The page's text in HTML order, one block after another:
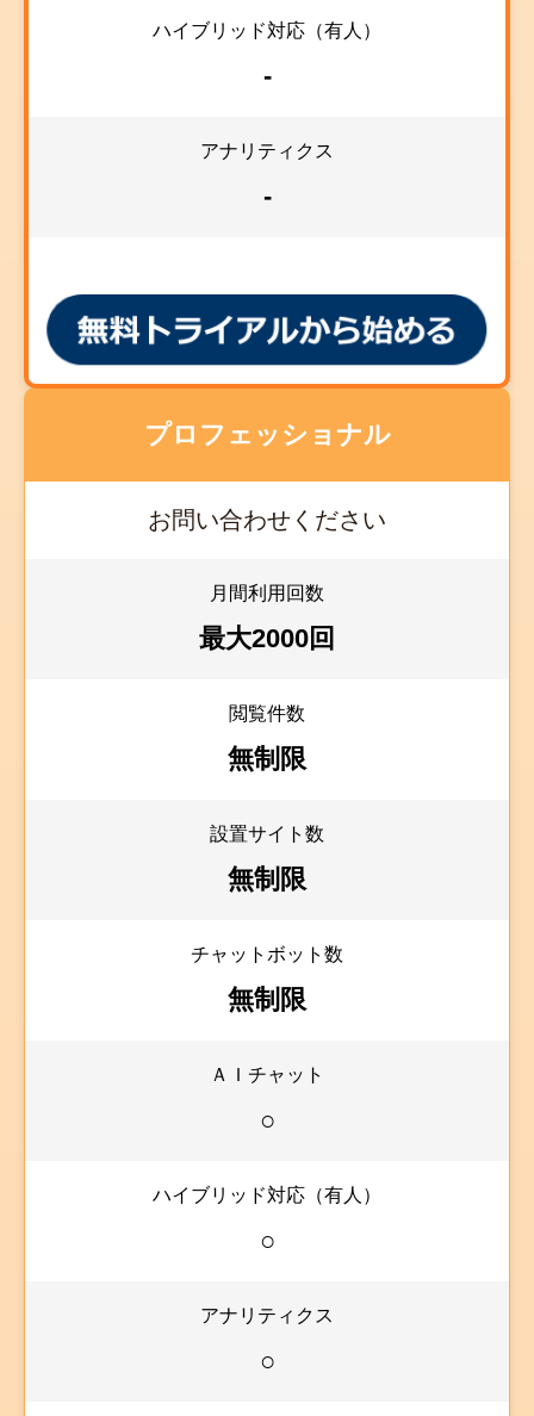
ハイブリッド対応（有人）
-
アナリティクス
-
プロフェッショナル
お問い合わせください
月間利用回数
最大2000回
閲覧件数
無制限
設置サイト数
無制限
チャットボット数
無制限
ＡＩチャット
○
ハイブリッド対応（有人）
○
アナリティクス
○